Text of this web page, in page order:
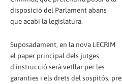
disposició del Parlament abans
que acabi la legislatura.
Suposadament, en la nova LECRIM
el paper principal dels jutges
d'instrucció serà vetllar per les
garanties i els drets del sospitós,